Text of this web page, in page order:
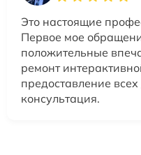
Это настоящие
Первое мое
положительные
ремонт
предоставление
консультация.